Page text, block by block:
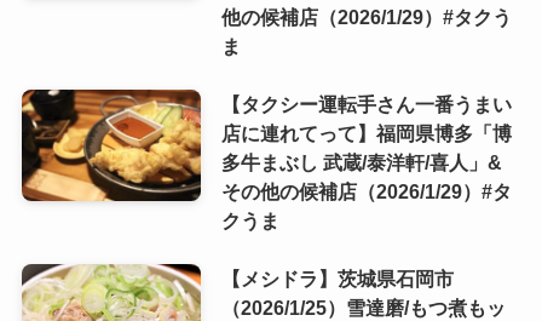
他の候補店（2026/1/29）#タクう
ま
【タクシー運転手さん一番うまい
店に連れてって】福岡県博多「博
多牛まぶし 武蔵/泰洋軒/喜人」&
その他の候補店（2026/1/29）#タ
クうま
【メシドラ】茨城県石岡市
（2026/1/25）雪達磨/もつ煮もッ